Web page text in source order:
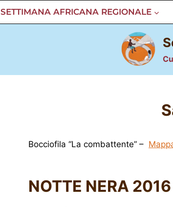
SETTIMANA AFRICANA REGIONALE
Bocciofila “La combattente” –
NOTTE NERA 2016